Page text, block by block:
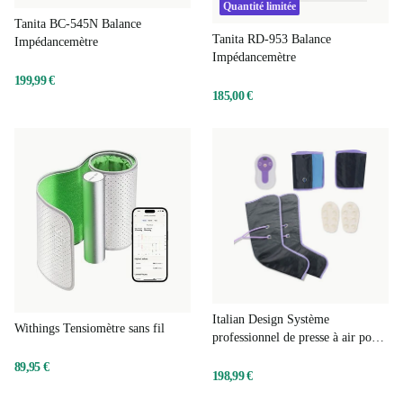
Tanita BC-545N Balance
Impédancemètre
199,99 €
Quantité limitée
Tanita RD-953 Balance
Impédancemètre
185,00 €
Withings Tensiomètre sans fil
89,95 €
Italian Design Système
professionnel de presse à air pour
198,99 €